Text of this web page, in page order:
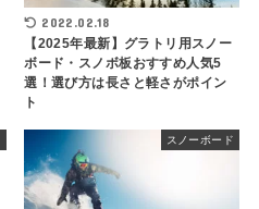
2022.02.18
【2025年最新】グラトリ用スノー
ボード・スノボ板おすすめ人気5
選！選び方は長さと軽さがポイン
ト
スノーボード